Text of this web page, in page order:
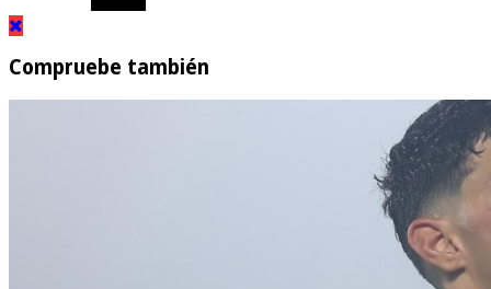
Compruebe también